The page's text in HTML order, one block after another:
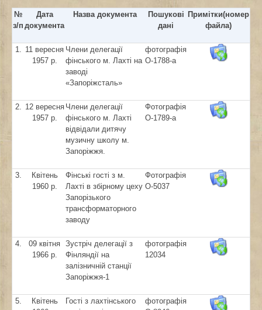
№
з/п
Дата
документа
Назва документа
Пошукові
дані
Примітки(номер
файла)
1.
11 вересня
1957 р.
Члени делегації
фінського м. Лахті на
заводі
«Запоріжсталь»
фотографія
О-1788-а
2.
12 вересня
1957 р.
Члени делегації
фінського м. Лахті
відвідали дитячу
музичну школу м.
Запоріжжя.
Фотографія
О-1789-а
3.
Квітень
1960 р.
Фінські гості з м.
Лахті в збірному цеху
Запорізького
трансформаторного
заводу
Фотографія
О-5037
4.
09 квітня
1966 р.
Зустріч делегації з
Фінляндії на
залізничній станції
Запоріжжя-1
фотографія
12034
5.
Квітень
Гості з лахтінського
фотографія